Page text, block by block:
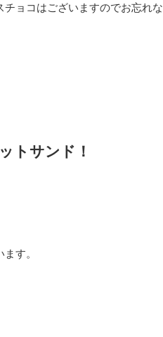
ョコはございますのでお忘れな
トサンド！
す。